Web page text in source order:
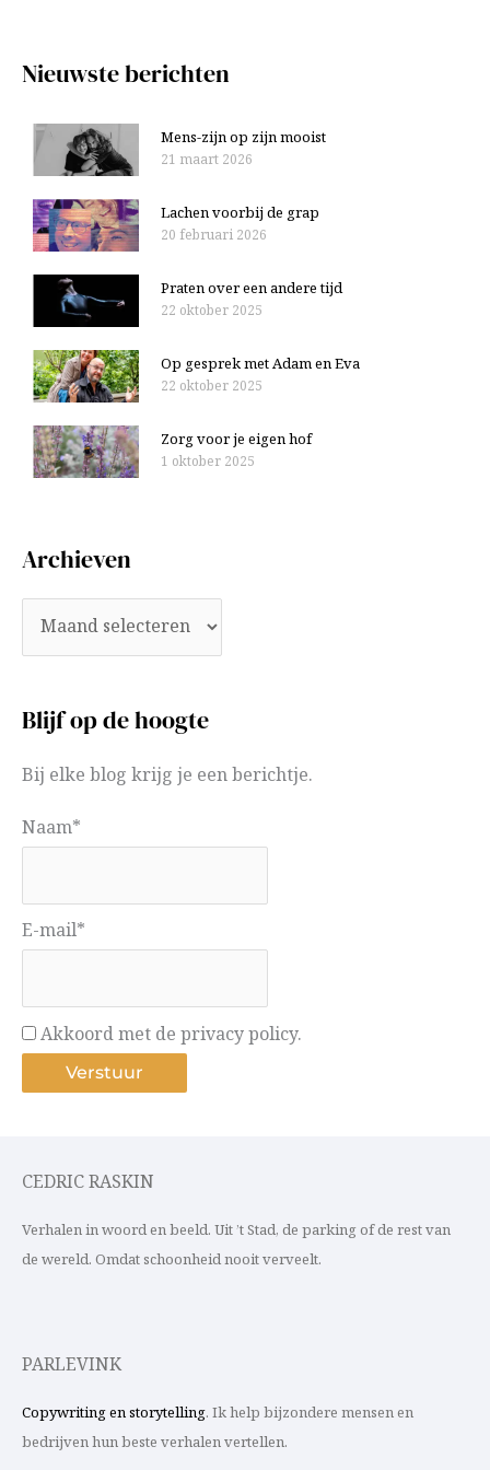
a
Nieuwste berichten
Mens-zijn op zijn mooist
21 maart 2026
Lachen voorbij de grap
20 februari 2026
Praten over een andere tijd
22 oktober 2025
Op gesprek met Adam en Eva
22 oktober 2025
Zorg voor je eigen hof
1 oktober 2025
Archieven
e
Blijf op de hoogte
Bij elke blog krijg je een berichtje.
Naam*
E-mail*
Akkoord met de privacy policy.
CEDRIC RASKIN
Verhalen in woord en beeld. Uit ’t Stad, de parking of de rest van
de wereld. Omdat schoonheid nooit verveelt.
PARLEVINK
Copywriting en storytelling. Ik help bijzondere mensen en
bedrijven hun beste verhalen vertellen.